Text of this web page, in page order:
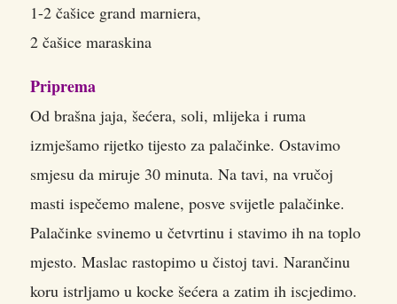
1-2 čašice grand marniera,
2 čašice maraskina
Priprema
Od brašna jaja, šećera, soli, mlijeka i ruma
izmješamo rijetko tijesto za palačinke. Ostavimo
smjesu da miruje 30 minuta. Na tavi, na vručoj
masti ispečemo malene, posve svijetle palačinke.
Palačinke svinemo u četvrtinu i stavimo ih na toplo
mjesto. Maslac rastopimo u čistoj tavi. Narančinu
koru istrljamo u kocke šećera a zatim ih iscjedimo.